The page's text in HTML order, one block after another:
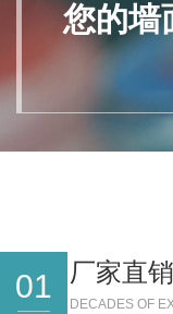
您的墙
01 厂家直
DECADES OF